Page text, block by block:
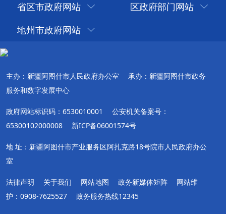
省区市政府网站
区政府部门网站
地州市政府网站
主办：新疆阿图什市人民政府办公室
承办：新疆阿图什市政务
服务和数字发展中心
政府网站标识码：6530010001
公安机关备案号：
65300102000008
新ICP备06001574号
地 址：新疆阿图什市产业服务区阿扎克路18号院市人民政府办公
室
法律声明 关于我们 网站地图 政务新媒体矩阵
网站维
护：0908-7625527
政务服务热线12345